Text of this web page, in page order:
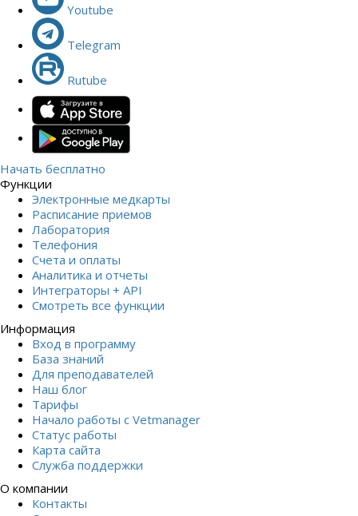
Youtube
Telegram
Rutube
Начать бесплатно
Функции
Электронные медкарты
Расписание приемов
Лаборатория
Телефония
Счета и оплаты
Аналитика и отчеты
Интеграторы + API
Смотреть все функции
Информация
Вход в программу
База знаний
Для преподавателей
Наш блог
Тарифы
Начало работы с Vetmanager
Статус работы
Карта сайта
Служба поддержки
О компании
Контакты